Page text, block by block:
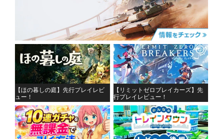
【ほの暮しの庭】先行プレイレビ
ュー！
【リミットゼロブレイカーズ】先
行プレイレビュー！